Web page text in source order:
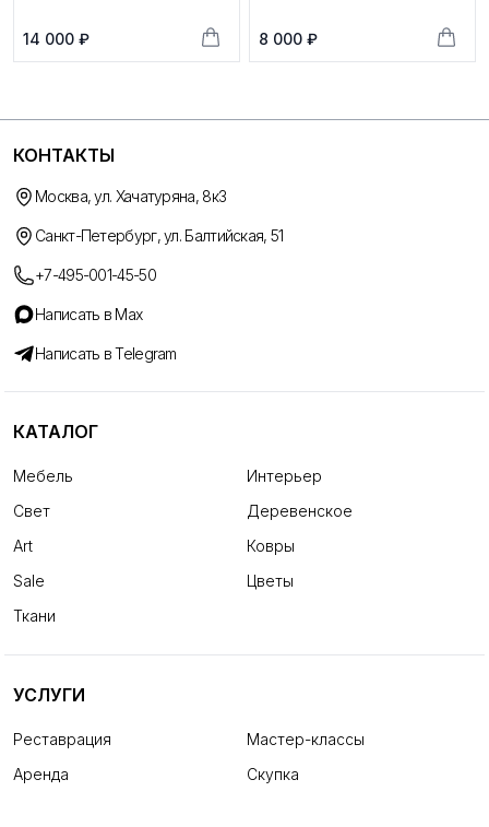
14 000 ₽ 8 000 ₽
КОНТАКТЫ
Москва, ул. Хачатуряна, 8к3
Санкт-Петербург, ул. Балтийская, 51
+7-495-001-45-50
Написать в Max
Написать в Telegram
КАТАЛОГ
Мебель
Интерьер
Свет
Деревенское
Art
Ковры
Sale
Цветы
Ткани
УСЛУГИ
Реставрация
Мастер-классы
Аренда
Скупка